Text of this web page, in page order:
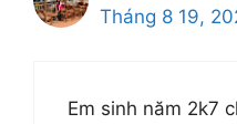
Tháng 8 19,
Em sinh năm 2k7